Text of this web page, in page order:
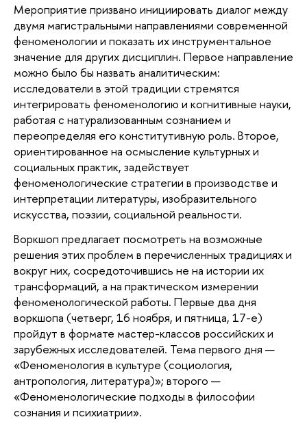
Мероприятие призвано инициировать диалог между
двумя магистральными направлениями современной
феноменологии и показать их инструментальное
значение для других дисциплин. Первое направление
можно было бы назвать аналитическим:
исследователи в этой традиции стремятся
интегрировать феноменологию и когнитивные науки,
работая с натурализованным сознанием и
переопределяя его конститутивную роль. Второе,
ориентированное на осмысление культурных и
социальных практик, задействует
феноменологические стратегии в производстве и
интерпретации литературы, изобразительного
искусства, поэзии, социальной реальности.
Воркшоп предлагает посмотреть на возможные
решения этих проблем в перечисленных традициях и
вокруг них, сосредоточившись не на истории их
трансформаций, а на практическом измерении
феноменологической работы. Первые два дня
воркшопа (четверг, 16 ноября, и пятница, 17-е)
пройдут в формате мастер-классов российских и
зарубежных исследователей. Тема первого дня —
«Феноменология в культуре (социология,
антропология, литература)»; второго —
«Феноменологические подходы в философии
сознания и психиатрии».